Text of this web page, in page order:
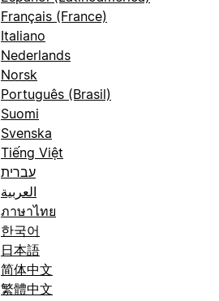
Français (France)
Italiano
Nederlands
Norsk
Português (Brasil)
Suomi
Svenska
Tiếng Việt
עברית
العربية
ภาษาไทย
한국어
日本語
简体中文
繁體中文